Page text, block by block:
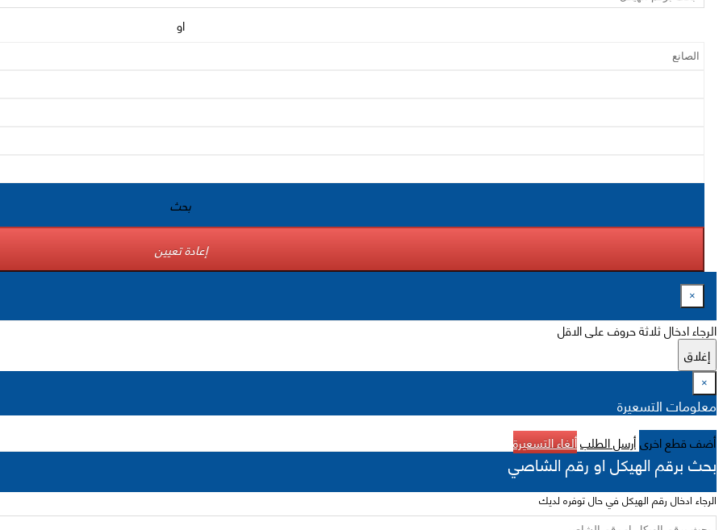
او
بحث
إعادة تعيين
×
الرجاء ادخال ثلاثة حروف على الاقل
إغلاق
×
معلومات التسعيرة
أضف قطع اخرىأرسل الطلبألغاء التسعيرة
بحث برقم الهيكل او رقم الشاصي
الرجاء ادخال رقم الهيكل في حال توفره لديك